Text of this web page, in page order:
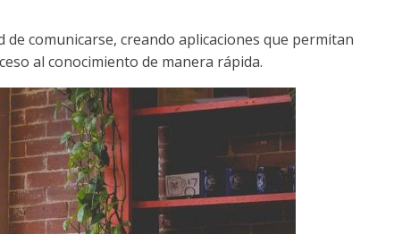
comunicarse, creando aplicaciones que permitan
al conocimiento de manera rápida.